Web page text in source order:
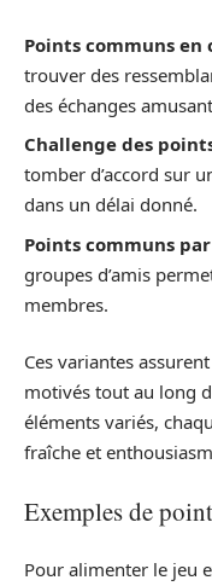
Points communs en
trouver des
des échanges
Challenge des
tomber d’accord sur
dans un délai donné.
Points communs
groupes d’amis
membres.
Ces variantes
motivés tout au long
éléments variés,
fraîche et
Exemples de
Pour alimenter le jeu